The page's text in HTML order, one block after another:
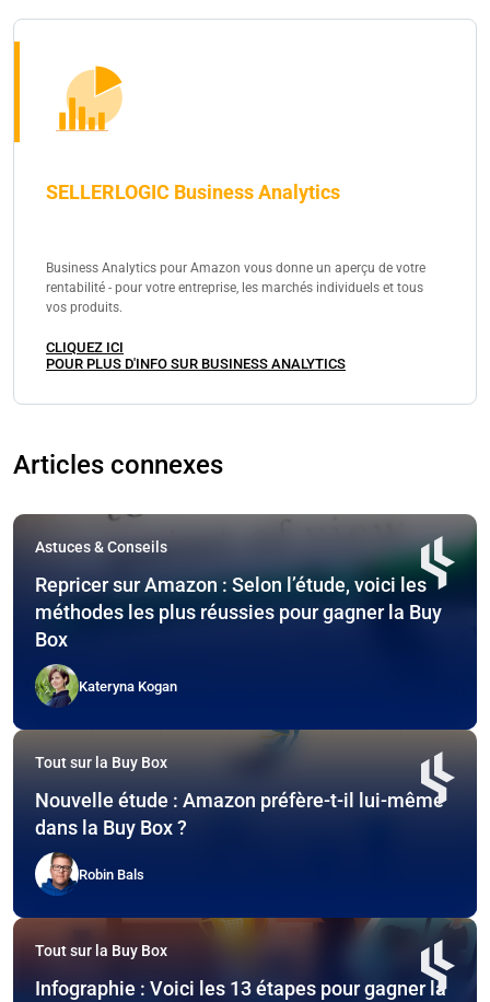
SELLERLOGIC Business Analytics
Business Analytics pour Amazon vous donne un aperçu de votre
rentabilité - pour votre entreprise, les marchés individuels et tous
vos produits.
CLIQUEZ ICI
POUR PLUS D'INFO SUR BUSINESS ANALYTICS
Articles connexes
Astuces & Conseils
Repricer sur Amazon : Selon l’étude, voici les
méthodes les plus réussies pour gagner la Buy
Box
Kateryna Kogan
Tout sur la Buy Box
Nouvelle étude : Amazon préfère-t-il lui-même
dans la Buy Box ?
Robin Bals
Tout sur la Buy Box
Infographie : Voici les 13 étapes pour gagner la